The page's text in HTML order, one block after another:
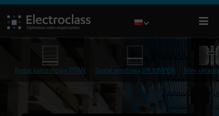
Regał karuzelowy TITAN Regal windowy lift JUMPER Mini-